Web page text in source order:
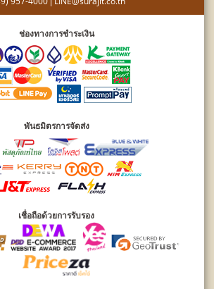
ช่องทางการชำระเงิน
พันธมิตรการจัดส่ง
เชื่อถือด้วยการรับรอง